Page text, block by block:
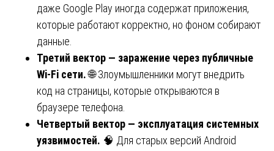
даже Google Play иногда содержат приложения,
которые работают корректно, но фоном собирают
данные.
Третий вектор — заражение через публичные
Wi-Fi сети.🌐 Злоумышленники могут внедрить
код на страницы, которые открываются в
браузере телефона.
Четвертый вектор — эксплуатация системных
уязвимостей. 🧠 Для старых версий Android